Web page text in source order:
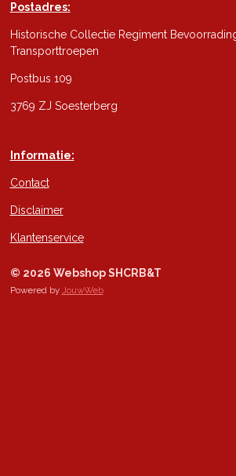
Postadres:
Historische Collectie Regiment
Transporttroepen
Postbus 109
3769 ZJ Soesterberg
Informatie:
Contact
Disclaimer
Klantenservice
© 2026 Webshop SHCRB&T
Powered by JouwWeb